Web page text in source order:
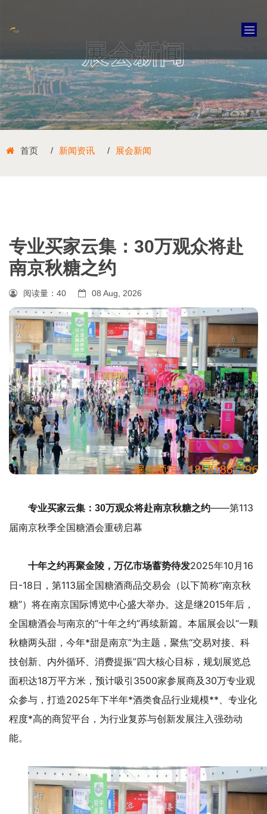
展会新闻
首页 新闻资讯 展会新闻
专业买家云集：30万观众将赴
南京秋糖之约
阅读量： 40 08 Aug, 2026
专业买家云集：30万观众将赴南京秋糖之约——第113
届南京秋季全国糖酒会重磅启幕
十年之约再聚金陵，万亿市场蓄势待发2025年10月16
日-18日，第113届全国糖酒商品交易会（以下简称“南京秋
糖”）将在南京国际博览中心盛大举办。这是继2015年后，
全国糖酒会与南京的“十年之约”再续新篇。本届展会以“一颗
秋糖两头甜，今年*甜是南京”为主题，聚焦“交易对接、科
技创新、内外循环、消费提振”四大核心目标，规划展览总
面积达18万平方米，预计吸引3500家参展商及30万专业观
众参与，打造2025年下半年*酒类食品行业规模**、专业化
程度*高的商贸平台，为行业复苏与创新发展注入强劲动
能。